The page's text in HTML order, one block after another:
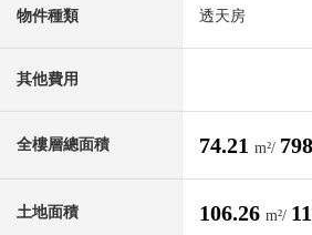
物件種類 透天房
其他費用
全樓層總面積 74.21 m²/
土地面積 106.26 m²/